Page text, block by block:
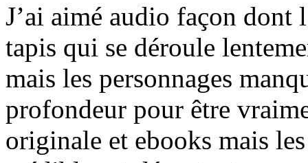
J’ai aimé audio façon dont
tapis qui se déroule
mais les personnages
profondeur pour être
originale et ebooks mais